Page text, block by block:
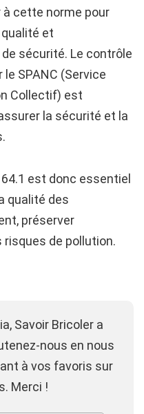
cette norme pour
et
sécurité. Le contrôle
SPANC (Service
Collectif) est
la sécurité et la
est donc essentiel
qualité des
préserver
risques de pollution.
Savoir Bricoler a
nous en nous
à vos favoris sur
Merci !